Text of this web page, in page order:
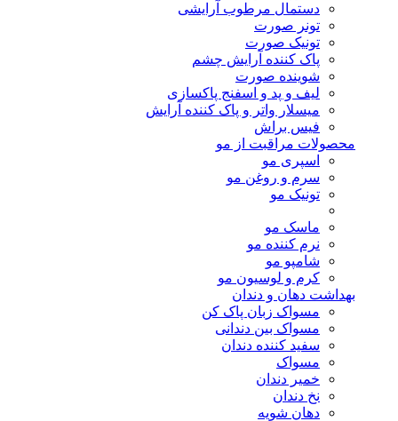
دستمال مرطوب آرایشی
تونر صورت
تونیک صورت
پاک کننده آرایش چشم
شوینده صورت
لیف و پد و اسفنج پاکسازی
میسلار واتر و پاک کننده آرایش
فیس براش
محصولات مراقبت از مو
اسپری مو
سرم و روغن مو
تونیک مو
ماسک مو
نرم کننده مو
شامپو مو
کرم و لوسیون مو
بهداشت دهان و دندان
مسواک زبان پاک کن
مسواک بین دندانی
سفید کننده دندان
مسواک
خمیر دندان
نخ دندان
دهان شویه